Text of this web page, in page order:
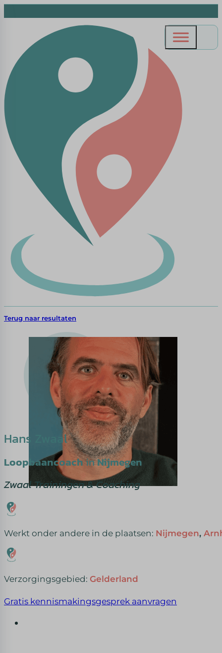
Terug naar resultaten
Hans Zwaal
LoopbaancoachinNijmegen
Zwaal Trainingen & Coaching
Werkt onder andere in de plaatsen: Nijmegen,
Verzorgingsgebied: Gelderland
Gratis kennismakingsgesprek aanvragen